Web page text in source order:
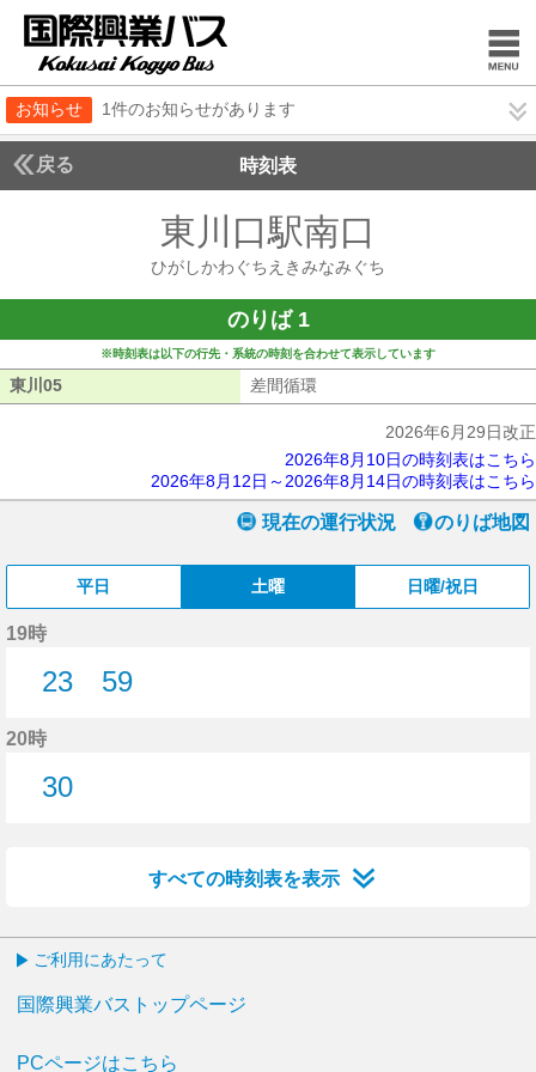
お知らせ 1件のお知らせがあります
戻る 時刻表
東川口駅南口
ひがしかわぐちえきみなみぐち
のりば 1
※時刻表は以下の行先・系統の時刻を合わせて表示しています
東川05 差間循環
2026年6月29日改正
2026年8月10日の時刻表はこちら
2026年8月12日～2026年8月14日の時刻表はこちら
現在の運行状況 のりば地図
平日 土曜 日曜/祝日
19時
23
59
20時
30
すべての時刻表を表示
ご利用にあたって
国際興業バストップページ
PCページはこちら